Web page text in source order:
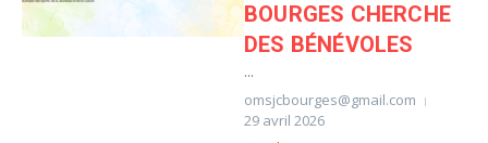
BOURGES CHERCHE
DES BÉNÉVOLES
...
omsjcbourges@gmail.com
29 avril 2026